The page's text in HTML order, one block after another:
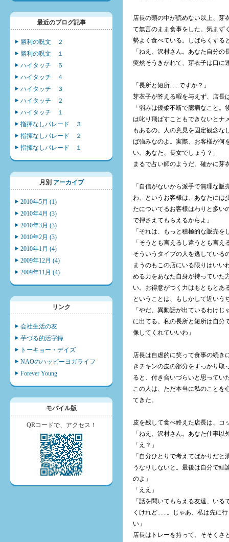
店長の頭の中が読めない以上、芽
て無言のまま食事をした。気まず
勢よく食べている。しばらくする
「ねえ、沢村さん。あなた自分
突然そうきかれて、芽衣子は口に
「長所と短所......ですか？」
芽衣子が答える暇を与えず、店長
「弱みは優柔不断で臆病なこと
は叱り飛ばすこともできないとナ
もあるの。人の意見を固定観念な
ば強みなのよ。実際、お客様が何
い。あなた、長女でしょう？」
まるで占い師のようだ。確かに芽
「自信がないから派手で無理な
わ、というお客様は、あなたには
たについてるお客様はわりと多い
で押さえてもらえるからよ」
「それは、もっと積極的な販売
「そうとも言えるし違うとも言
そういうタイプの人を逃している
まうのもこの店にいる限りはいい
める力をあなた自身が持っていた
い。お得意がつく力はもともとあ
ということは、もしかして近いう
「やだ、異動話が出ているわけ
に出てる。私の長所と短所は自分
像してくれていいわ」
店長は自虐的に笑って食事の続き
きチキンの皮の部分をすっかり取
ると、付き合いづらいと思ってい
この人は、ただ本当に私のことを
てきた。
皮を残して食べ終えた店長は、コ
「ねえ、沢村さん。あなた仕事
「え？」
「自分ひとりで考えてばかりだ
うなりしないと。最後は自分で結
のよ」
「ええ」
「話を聞いてもらえる友達、い
くけれど......。じゃあ、私は先に
い」
店長はトレーを持って、そそくさ
最近のブログ記事
勝利の呪文 ２
勝利の呪文 １
ハイタッチ ５
ハイタッチ ４
ハイタッチ ３
ハイタッチ ２
ハイタッチ １
指揮なしパレード ３
指揮なしパレード ２
指揮なしパレード １
月別 アーカイブ
2010年5月 (1)
2010年4月 (3)
2010年3月 (3)
2010年2月 (3)
2010年1月 (4)
2009年12月 (4)
2009年11月 (4)
リンク
会社生活の友
芋づる的活字録
トーキョー・デイズ
NAOのハッピーヨガライフ
Forever Young
モバイル版
QRコードで、アクセス！